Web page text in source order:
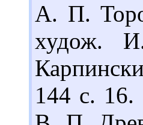
А. П.
худож.
144 с.